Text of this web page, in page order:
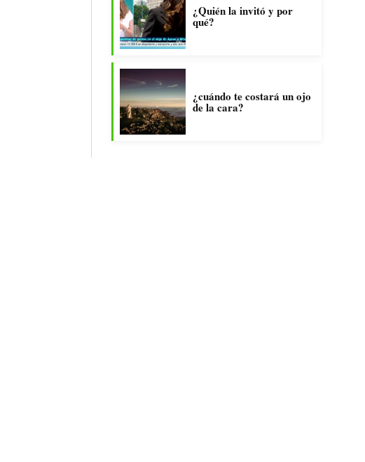
¿Quién la invitó y por
qué?
¿cuándo te costará un ojo
de la cara?